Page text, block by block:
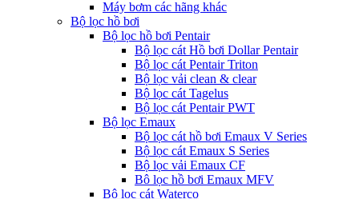
Máy bơm các hãng khác
Bộ lọc hồ bơi
Bộ lọc hồ bơi Pentair
Bộ lọc cát Hồ bơi Dollar Pentair
Bộ lọc cát Pentair Triton
Bộ lọc vải clean & clear
Bộ lọc cát Tagelus
Bộ lọc cát Pentair PWT
Bộ lọc Emaux
Bộ lọc cát hồ bơi Emaux V Series
Bộ lọc cát Emaux S Series
Bộ lọc vải Emaux CF
Bô lọc hồ bơi Emaux MFV
Bộ lọc cát Waterco